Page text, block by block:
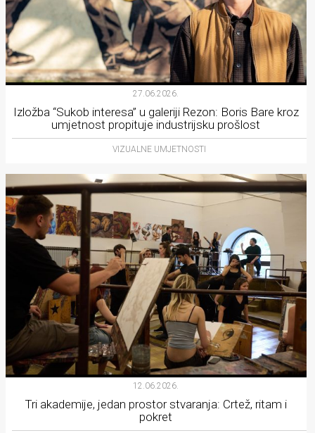
27.06.2026.
Izložba “Sukob interesa” u galeriji Rezon: Boris Bare kroz
umjetnost propituje industrijsku prošlost
VIZUALNE UMJETNOSTI
12.06.2026.
Tri akademije, jedan prostor stvaranja: Crtež, ritam i
pokret